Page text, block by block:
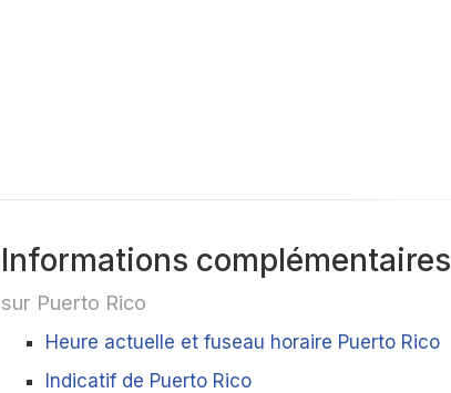
Informations complémentaires
sur Puerto Rico
Heure actuelle et fuseau horaire Puerto Rico
Indicatif de Puerto Rico